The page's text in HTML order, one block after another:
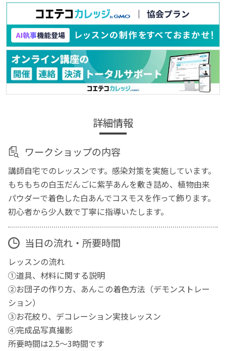
詳細情報
ワークショップの内容
講師自宅でのレッスンです。感染対策を実施しています。
もちもちの白玉だんごに紫芋あんを敷き詰め、植物由来
パウダーで着色した白あんでコスモスを作って飾ります。
初心者から少人数で丁寧に指導いたします。
当日の流れ・所要時間
レッスンの流れ
①道具、材料に関する説明
②お団子の作り方、あんこの着色方法（デモンストレー
ション）
③お花絞り、デコレーション実技レッスン
④完成品写真撮影
所要時間は2.5～3時間です